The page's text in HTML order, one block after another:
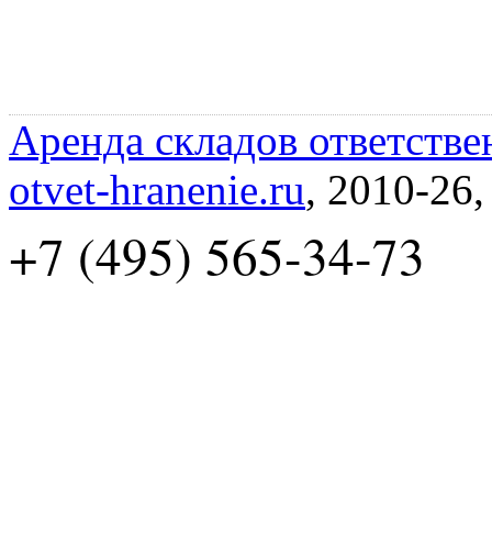
Аренда складов
otvet-hranenie.ru, 2010-
+7 (495) 565-34-73